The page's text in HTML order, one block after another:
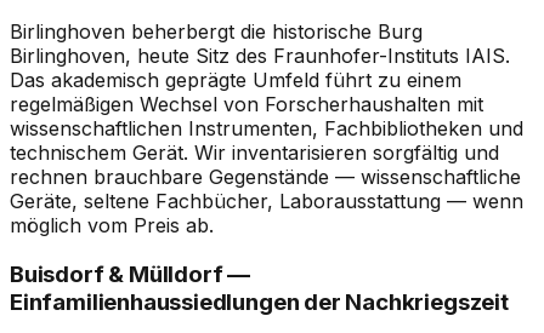
Birlinghoven beherbergt die historische Burg
Birlinghoven, heute Sitz des Fraunhofer-Instituts IAIS.
Das akademisch geprägte Umfeld führt zu einem
regelmäßigen Wechsel von Forscherhaushalten mit
wissenschaftlichen Instrumenten, Fachbibliotheken und
technischem Gerät. Wir inventarisieren sorgfältig und
rechnen brauchbare Gegenstände — wissenschaftliche
Geräte, seltene Fachbücher, Laborausstattung — wenn
möglich vom Preis ab.
Buisdorf & Mülldorf —
Einfamilienhaussiedlungen der Nachkriegszeit